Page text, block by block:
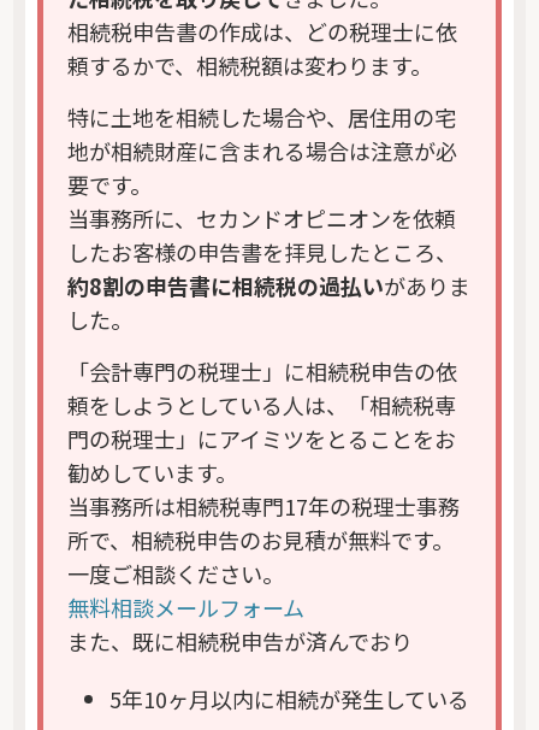
相続税申告書の作成は、どの税理士に依
頼するかで、相続税額は変わります。
特に土地を相続した場合や、居住用の宅
地が相続財産に含まれる場合は注意が必
要です。
当事務所に、セカンドオピニオンを依頼
したお客様の申告書を拝見したところ、
約8割の申告書に相続税の過払いがありま
した。
「会計専門の税理士」に相続税申告の依
頼をしようとしている人は、「相続税専
門の税理士」にアイミツをとることをお
勧めしています。
当事務所は相続税専門17年の税理士事務
所で、相続税申告のお見積が無料です。
一度ご相談ください。
無料相談メールフォーム
また、既に相続税申告が済んでおり
5年10ヶ月以内に相続が発生している